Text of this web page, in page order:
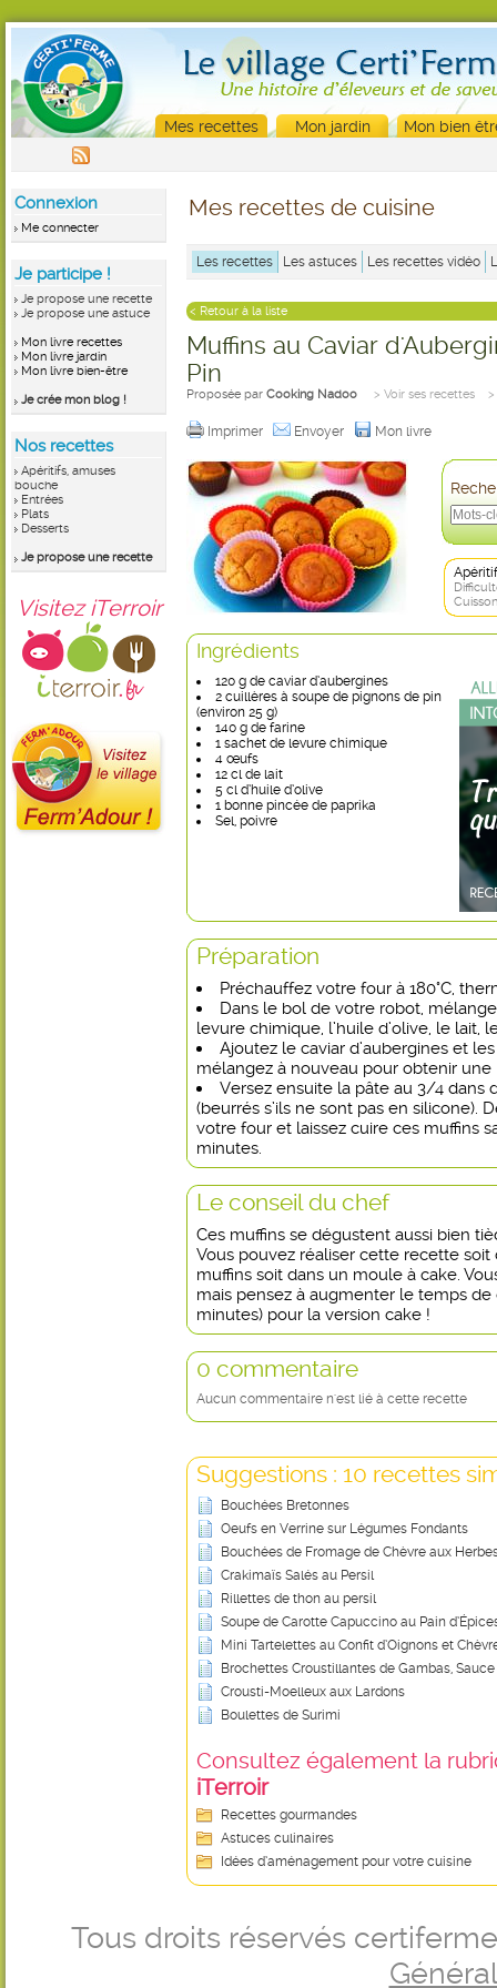
Mes recettes Mon jardin Mon bien
Connexion
Me connecter
Je participe !
Je propose une recette
Je propose une astuce
Mon livre recettes
Mon livre jardin
Mon livre bien-être
Je crée mon blog !
Nos recettes
Apéritifs, amuses
bouche
Entrées
Plats
Desserts
Je propose une recette
Visitez iTerroir
Mes recettes de cuisine
Les recettes Les astuces Les recettes vidéo
< Retour à la liste
Muffins au Caviar
Pin
Proposée par Cooking Nadoo > Voir ses recettes
Imprimer Envoyer Mon livre
Ingrédients
120 g de caviar d’aubergines
2 cuillères à soupe de pignons de pin
(environ 25 g)
140 g de farine
1 sachet de levure chimique
4 œufs
12 cl de lait
5 cl d’huile d’olive
1 bonne pincée de paprika
Sel, poivre
Préparation
Préchauffez votre four à 180°C,
Dans le bol de votre robot,
levure chimique, l’huile d’olive, le lait,
Ajoutez le caviar d’aubergines et
mélangez à nouveau pour obtenir
Versez ensuite la pâte au 3/4 dans
(beurrés s’ils ne sont pas en silicone).
votre four et laissez cuire ces muffins
minutes.
Le conseil du chef
Ces muffins se dégustent aussi bien
Vous pouvez réaliser cette recette
muffins soit dans un moule à cake.
mais pensez à augmenter le temps de
minutes) pour la version cake !
0 commentaire
Aucun commentaire n'est lié à cette recette
Suggestions : 10 recettes
Bouchées Bretonnes
Oeufs en Verrine sur Légumes Fondants
Bouchées de Fromage de Chèvre aux
Crakimaïs Salés au Persil
Rillettes de thon au persil
Soupe de Carotte Capuccino au Pain
Mini Tartelettes au Confit d’Oignons et
Brochettes Croustillantes de Gambas,
Crousti-Moelleux aux Lardons
Boulettes de Surimi
Consultez également la
iTerroir
Recettes gourmandes
Astuces culinaires
Idées d’aménagement pour votre cuisine
Tous droits réservés